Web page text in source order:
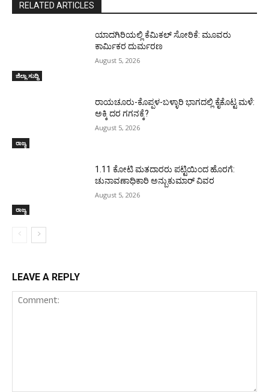
RELATED ARTICLES
ಜಿಲ್ಲಾ ಸುದ್ದಿ
ಯಾದಗಿರಿಯಲ್ಲಿ ಕೆಮಿಕಲ್ ಸೋರಿಕೆ: ಮೂವರು
ಕಾರ್ಮಿಕರ ದುರ್ಮರಣ
August 5, 2026
ರಾಜ್ಯ
ರಾಯಚೂರು-ಕೊಪ್ಪಳ-ಬಳ್ಳಾರಿ ಭಾಗದಲ್ಲಿ ಕೈಕೊಟ್ಟ ಮಳೆ:
ಅಕ್ಕಿ ದರ ಗಗನಕ್ಕೆ?
August 5, 2026
ರಾಜ್ಯ
1.11 ಕೋಟಿ ಮತದಾರರು ಪಟ್ಟಿಯಿಂದ ಹೊರಗೆ:
ಚುನಾವಣಾಧಿಕಾರಿ ಅನ್ಬುಕುಮಾರ್ ವಿವರ
August 5, 2026
LEAVE A REPLY